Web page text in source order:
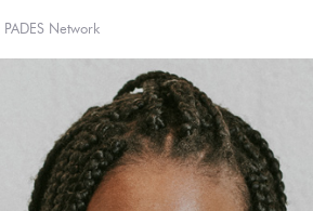
PADES Network